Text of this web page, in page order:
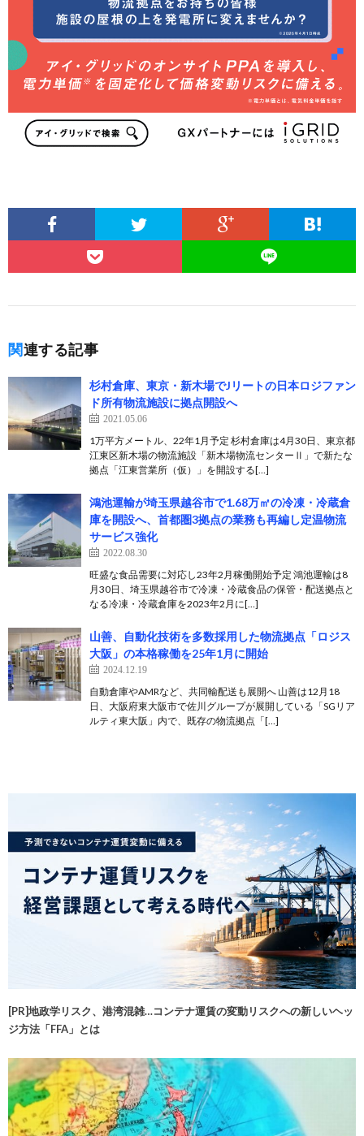
関連する記事
杉村倉庫、東京・新木場でJリートの日本ロジファン
ド所有物流施設に拠点開設へ
2021.05.06
1万平方メートル、22年1月予定 杉村倉庫は4月30日、東京都
江東区新木場の物流施設「新木場物流センターⅡ」で新たな
拠点「江東営業所（仮）」を開設する[…]
鴻池運輸が埼玉県越谷市で1.68万㎡の冷凍・冷蔵倉
庫を開設へ、首都圏3拠点の業務も再編し定温物流
サービス強化
2022.08.30
旺盛な食品需要に対応し23年2月稼働開始予定 鴻池運輸は8
月30日、埼玉県越谷市で冷凍・冷蔵食品の保管・配送拠点と
なる冷凍・冷蔵倉庫を2023年2月に[…]
山善、自動化技術を多数採用した物流拠点「ロジス
大阪」の本格稼働を25年1月に開始
2024.12.19
自動倉庫やAMRなど、共同輸配送も展開へ 山善は12月18
日、大阪府東大阪市で佐川グループが展開している「SGリア
ルティ東大阪」内で、既存の物流拠点「[…]
[PR]地政学リスク、港湾混雑…コンテナ運賃の変動リスクへの新しいヘッ
ジ方法「FFA」とは